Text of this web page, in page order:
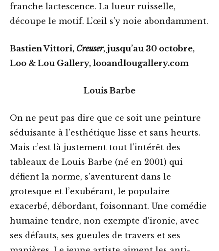
franche lactescence. La lueur ruisselle,
découpe le motif. L’œil s’y noie abondamment.
Bastien Vittori, Creuser, jusqu’au 30 octobre,
Loo & Lou Gallery, looandlougallery.com
Louis Barbe
On ne peut pas dire que ce soit une peinture
séduisante à l’esthétique lisse et sans heurts.
Mais c’est là justement tout l’intérêt des
tableaux de Louis Barbe (né en 2001) qui
défient la norme, s’aventurent dans le
grotesque et l’exubérant, le populaire
exacerbé, débordant, foisonnant. Une comédie
humaine tendre, non exempte d’ironie, avec
ses défauts, ses gueules de travers et ses